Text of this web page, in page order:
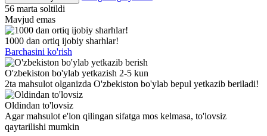
56 marta soltildi
Mavjud emas
1000 dan ortiq ijobiy sharhlar!
Barchasini ko'rish
O'zbekiston bo'ylab yetkazish 2-5 kun
2ta mahsulot olganizda O'zbekiston bo'ylab bepul yetkazib beriladi!
Oldindan to'lovsiz
Agar mahsulot e'lon qilingan sifatga mos kelmasa, to'lovsiz
qaytarilishi mumkin